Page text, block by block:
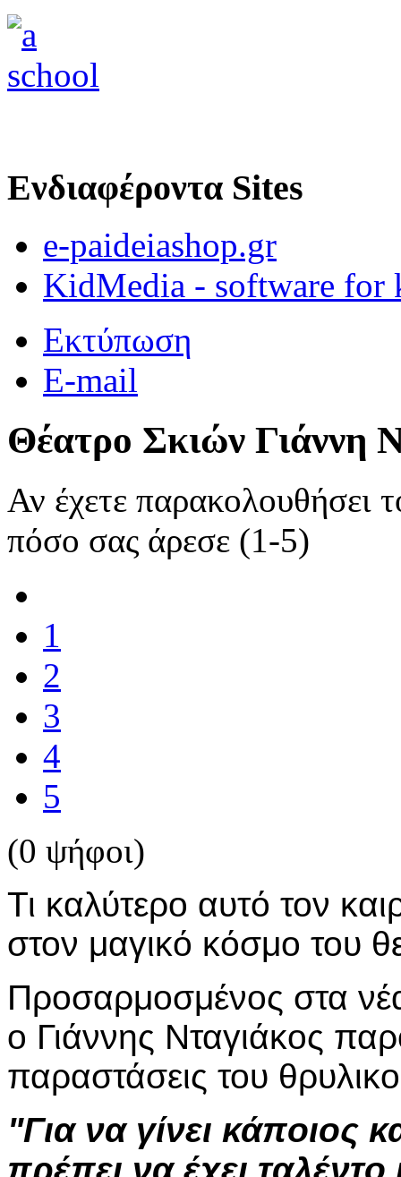
Ενδιαφέροντα Sites
e-paideiashop.gr
KidMedia - software for
Εκτύπωση
E-mail
Θέατρο Σκιών Γιάννη
Αν έχετε παρακολουθήσει
πόσο σας άρεσε (1-5)
1
2
3
4
5
(0 ψήφοι)
Τι καλύτερο αυτό τον
στον μαγικό κόσμο του
Προσαρμοσμένος στα
ο Γιάννης Νταγιάκος
παραστάσεις του
"Για να γίνει κάποιος